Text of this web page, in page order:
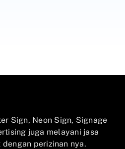
Sign, Neon Sign, Signage
juga melayani jasa
perizinan nya.